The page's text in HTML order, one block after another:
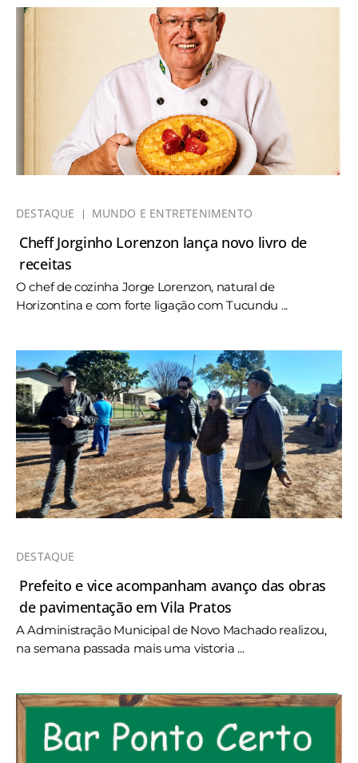
DESTAQUE MUNDO E ENTRETENIMENTO
Cheff Jorginho Lorenzon lança novo livro de
receitas
O chef de cozinha Jorge Lorenzon, natural de
Horizontina e com forte ligação com Tucundu ...
DESTAQUE
Prefeito e vice acompanham avanço das obras
de pavimentação em Vila Pratos
A Administração Municipal de Novo Machado realizou,
na semana passada mais uma vistoria ...